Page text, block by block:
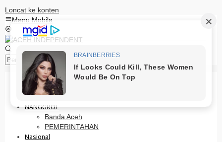
Loncat ke konten
Menu Mobile
HOME
PRO OTONOMI
NANGGROE
Banda Aceh
PEMERINTAHAN
Nasional